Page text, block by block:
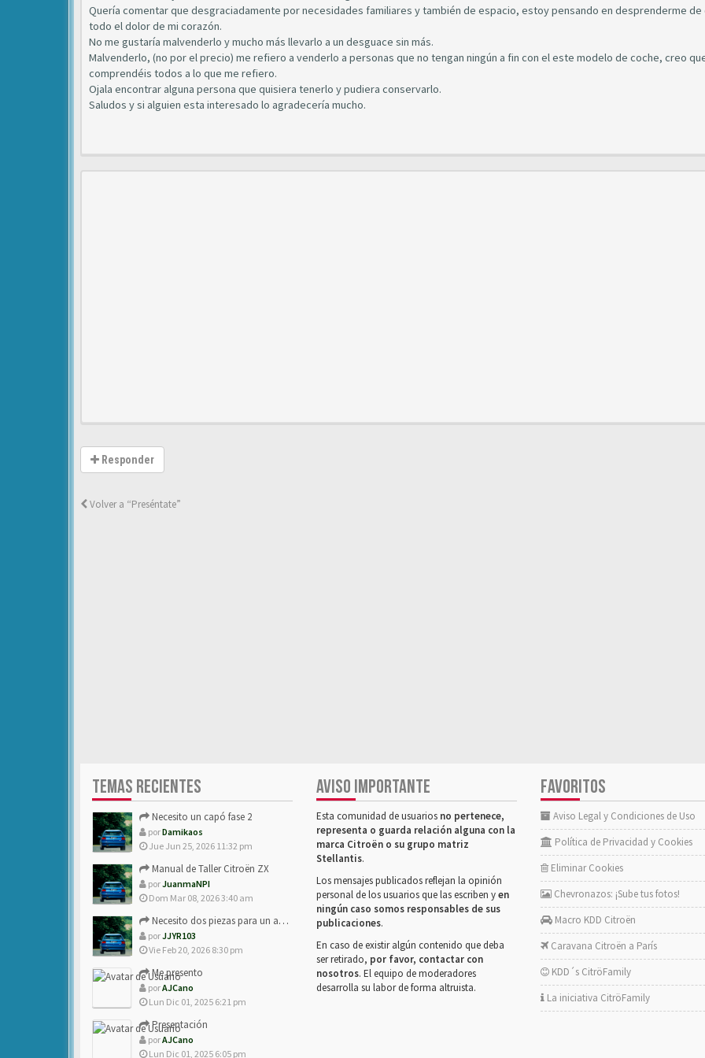
Quería comentar que desgraciadamente por necesidades familiares y también de espacio, estoy pensando en desprenderme de
todo el dolor de mi corazón.
No me gustaría malvenderlo y mucho más llevarlo a un desguace sin más.
Malvenderlo, (no por el precio) me refiero a venderlo a personas que no tengan ningún a fin con el este modelo de coche, creo
comprendéis todos a lo que me refiero.
Ojala encontrar alguna persona que quisiera tenerlo y pudiera conservarlo.
Saludos y si alguien esta interesado lo agradecería mucho.
Responder
Volver a “Preséntate”
TEMAS RECIENTES
Necesito un capó fase 2
porDamikaos
Jue Jun 25, 2026 11:32 pm
Manual de Taller Citroën ZX
porJuanmaNPI
Dom Mar 08, 2026 3:40 am
Necesito dos piezas para un amigo con ZX.
porJJYR103
Vie Feb 20, 2026 8:30 pm
Me presento
porAJCano
Lun Dic 01, 2025 6:21 pm
Presentación
porAJCano
Lun Dic 01, 2025 6:05 pm
AVISO IMPORTANTE
Esta comunidad de usuarios no pertenece,
representa o guarda relación alguna con la
marca Citroën o su grupo matriz
Stellantis.
Los mensajes publicados reflejan la opinión
personal de los usuarios que las escriben yen
ningún caso somos responsables de sus
publicaciones.
En caso de existir algún contenido que deba
ser retirado, por favor, contactar con
nosotros. El equipo de moderadores
desarrolla su labor de forma altruista.
FAVORITOS
Aviso Legal y Condiciones de Uso
Política de Privacidad y Cookies
Eliminar Cookies
Chevronazos: ¡Sube tus fotos!
Macro KDD Citroën
Caravana Citroën a París
KDD´s CitröFamily
La iniciativa CitröFamily